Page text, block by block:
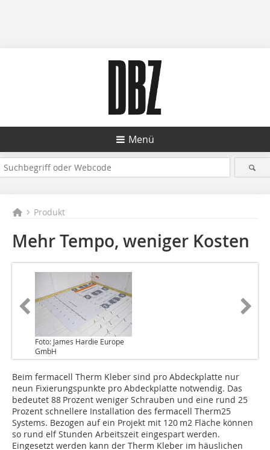
Menü
Produkt
Mehr Tempo, weniger Kosten
Foto: James Hardie Europe
GmbH
Beim fermacell Therm Kleber sind pro Abdeckplatte nur
neun Fixierungspunkte pro Abdeckplatte notwendig. Das
bedeutet 88 Prozent weniger Schrauben und eine rund 25
Prozent schnellere Installation des fermacell Therm25
Systems. Bezogen auf ein Projekt mit 120 m2 Fläche können
so rund elf Stunden Arbeitszeit eingespart werden.
Eingesetzt werden kann der Therm Kleber im häuslichen